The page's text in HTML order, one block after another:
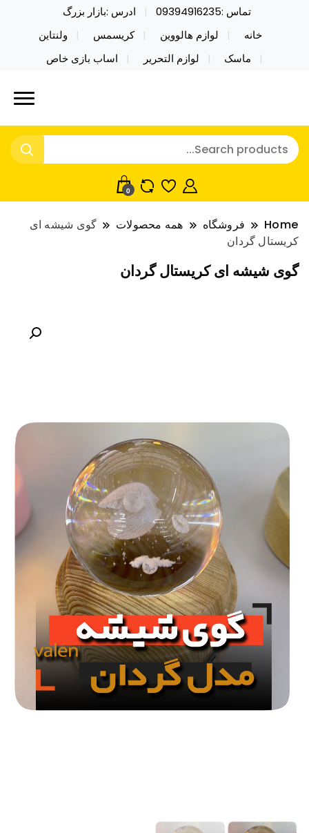
تماس :09394916235
ادرس :بازار بزرگ
خانه
لوازم هالووین کریسمس
ولنتاین
ماسک
لوازم التحریر اساب بازی خاص
نایکر توی فروش عمده لوازم هالووین
ولن تاین کادویی کریسمس اکسسوری
خرید محصولات خاص فیجت اسباب بازی تراول ماگ نایکر
توی فروش عمده لوازم هالووین ولن تاین کادویی
کریسمس اکسسوری ماسک در واردات مستقیم
0
Home فروشگاه همه محصولات
گوی شیشه ای
کریستال گردان
گوی شیشه ای کریستال گردان